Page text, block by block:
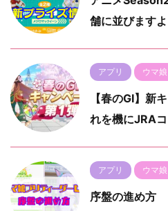
舗に並びますよ
アプリ ウマ娘
【春のGⅠ】新
れを機にJRA
アプリ ウマ娘
序盤の進め方